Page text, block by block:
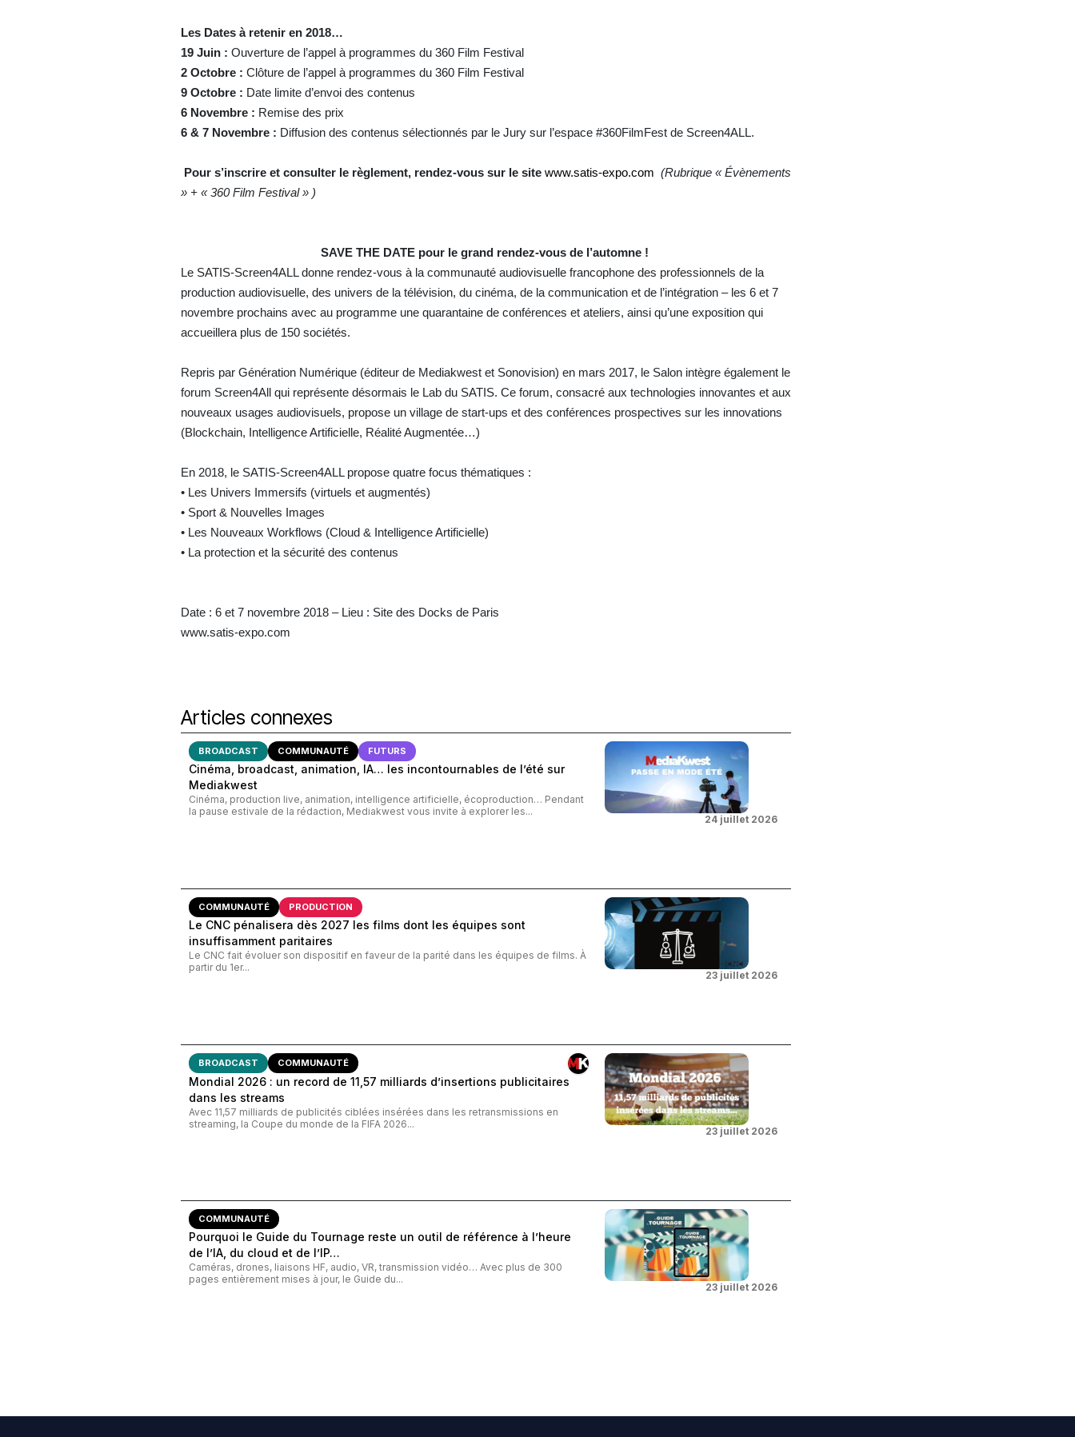
Les Dates à retenir en 2018…
19 Juin : Ouverture de l’appel à programmes du 360 Film Festival
2 Octobre : Clôture de l’appel à programmes du 360 Film Festival
9 Octobre : Date limite d’envoi des contenus
6 Novembre : Remise des prix
6 & 7 Novembre : Diffusion des contenus sélectionnés par le Jury sur l’espace #360FilmFest de Screen4ALL.
Pour s’inscrire et consulter le règlement, rendez-vous sur le sitewww.satis-expo.com (Rubrique « Évènements
» + « 360 Film Festival » )
SAVE THE DATE pour le grand rendez-vous de l’automne !
Le SATIS-Screen4ALL donne rendez-vous à la communauté audiovisuelle francophone des professionnels de la
production audiovisuelle, des univers de la télévision, du cinéma, de la communication et de l’intégration – les 6 et 7
novembre prochains avec au programme une quarantaine de conférences et ateliers, ainsi qu’une exposition qui
accueillera plus de 150 sociétés.
Repris par Génération Numérique (éditeur de Mediakwest et Sonovision) en mars 2017, le Salon intègre également le
forum Screen4All qui représente désormais le Lab du SATIS. Ce forum, consacré aux technologies innovantes et aux
nouveaux usages audiovisuels, propose un village de start-ups et des conférences prospectives sur les innovations
(Blockchain, Intelligence Artificielle, Réalité Augmentée…)
En 2018, le SATIS-Screen4ALL propose quatre focus thématiques :
• Les Univers Immersifs (virtuels et augmentés)
• Sport & Nouvelles Images
• Les Nouveaux Workflows (Cloud & Intelligence Artificielle)
• La protection et la sécurité des contenus
Date : 6 et 7 novembre 2018 – Lieu : Site des Docks de Paris
www.satis-expo.com
Articles connexes
BROADCAST COMMUNAUTÉ FUTURS
Cinéma, broadcast, animation, IA… les incontournables de l’été sur
Mediakwest
Cinéma, production live, animation, intelligence artificielle, écoproduction… Pendant
la pause estivale de la rédaction, Mediakwest vous invite à explorer les...
24 juillet 2026
COMMUNAUTÉ PRODUCTION
Le CNC pénalisera dès 2027 les films dont les équipes sont
insuffisamment paritaires
Le CNC fait évoluer son dispositif en faveur de la parité dans les équipes de films. À
partir du 1er...
23 juillet 2026
BROADCAST COMMUNAUTÉ
Mondial 2026 : un record de 11,57 milliards d’insertions publicitaires
dans les streams
Avec 11,57 milliards de publicités ciblées insérées dans les retransmissions en
streaming, la Coupe du monde de la FIFA 2026...
23 juillet 2026
COMMUNAUTÉ
Pourquoi le Guide du Tournage reste un outil de référence à l’heure
de l’IA, du cloud et de l’IP…
Caméras, drones, liaisons HF, audio, VR, transmission vidéo… Avec plus de 300
pages entièrement mises à jour, le Guide du...
23 juillet 2026